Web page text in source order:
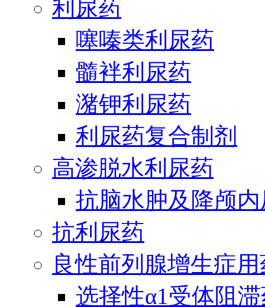
利尿药
噻嗪类利尿药
髓袢利尿药
潴钾利尿药
利尿药复合制剂
高渗脱水利尿药
抗脑水肿及降颅
抗利尿药
良性前列腺增生症
选择性α1受体阻